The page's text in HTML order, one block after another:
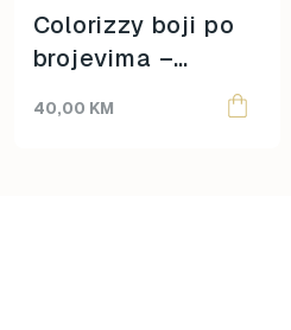
Colorizzy boji po
brojevima –
40,00 KM